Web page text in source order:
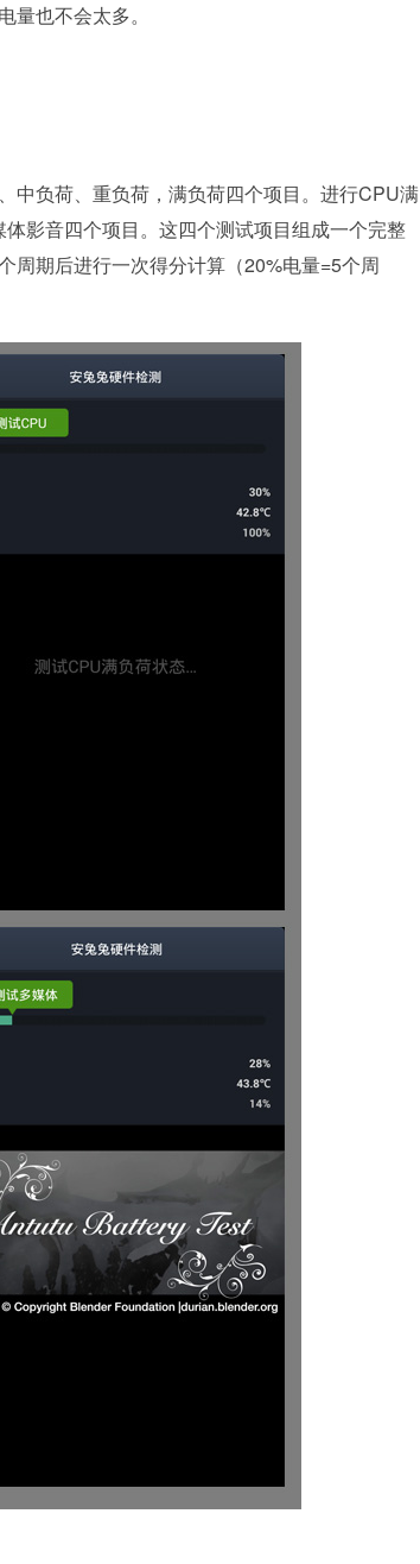
也不会太多。
负荷、重负荷，满负荷四个项目。进行CPU满
影音四个项目。这四个测试项目组成一个完整
周期后进行一次得分计算（20%电量=5个周